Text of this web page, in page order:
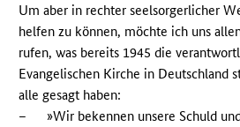
Um aber in rechter seelsorgerlicher
helfen zu können, möchte ich uns
rufen, was bereits 1945 die
Evangelischen Kirche in Deutschland
alle gesagt haben:
–
»Wir bekennen unsere Schuld